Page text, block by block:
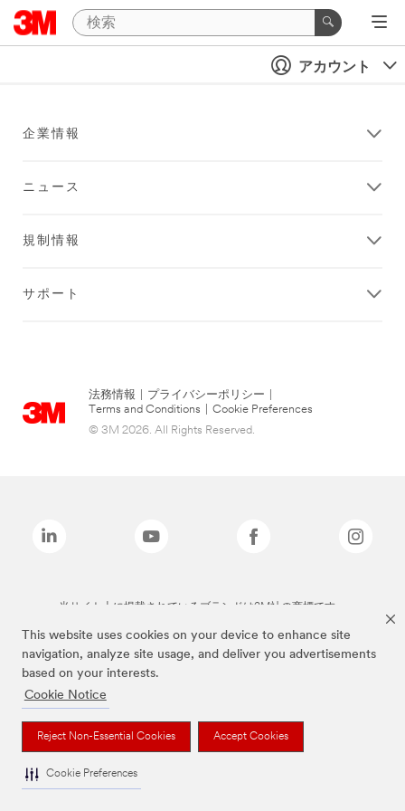
This website uses cookies on your device to enhance site
navigation, analyze site usage, and deliver you advertisements
based on your interests.
Cookie Notice
Reject Non-Essential Cookies Accept Cookies
Cookie Preferences
アカウント
企業情報
ニュース
規制情報
サポート
法務情報 プライバシーポリシー
Terms and Conditions
Cookie Preferences
© 3M 2026. All Rights Reserved.
当サイト上に掲載されているブランドは3M社の商標です。